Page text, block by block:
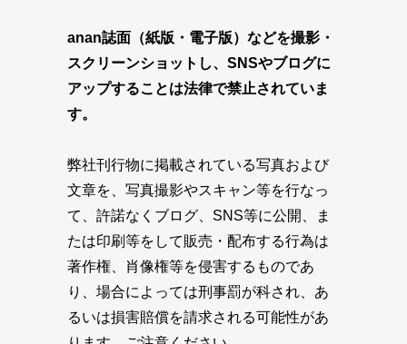
anan誌面（紙版・電子版）などを撮影・
スクリーンショットし、SNSやブログに
アップすることは法律で禁止されていま
す。
弊社刊行物に掲載されている写真および
文章を、写真撮影やスキャン等を行なっ
て、許諾なくブログ、SNS等に公開、ま
たは印刷等をして販売・配布する行為は
著作権、肖像権等を侵害するものであ
り、場合によっては刑事罰が科され、あ
るいは損害賠償を請求される可能性があ